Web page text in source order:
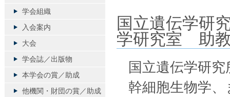
国立遺伝学研
学研究室 助
国立遺伝学研
幹細胞生物学
学会組織
入会案内
大会
学会誌／出版物
本学会の賞／助成
他機関・財団の賞／助成